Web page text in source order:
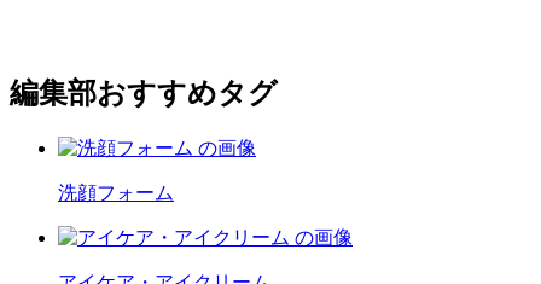
編集部おすすめタグ
洗顔フォーム